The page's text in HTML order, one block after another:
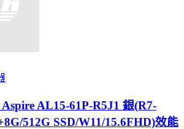
AL15-61P-R5J1 銀(R7-
512G SSD/W11/15.6FHD)效能